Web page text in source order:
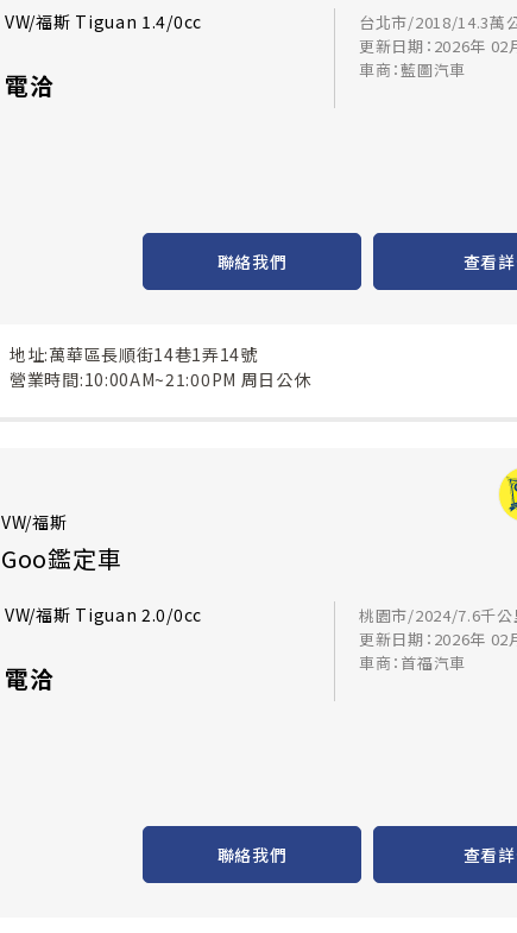
VW/福斯 Tiguan 1.4/0cc
電洽
台北市/2018/14.3萬
更新日期：2026年 02
車商：藍圖汽車
聯絡我們 查看
地址:萬華區長順街14巷1弄14號
營業時間:10:00AM~21:00PM 周日公休
VW/福斯
Goo鑑定車
VW/福斯 Tiguan 2.0/0cc
電洽
桃園市/2024/7.6千公
更新日期：2026年 02
車商：首福汽車
聯絡我們 查看